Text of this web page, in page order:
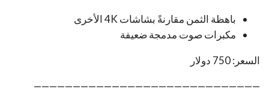
باهظة الثمن مقارنةً بشاشات 4K الأخرى
مكبرات صوت مدمجة ضعيفة
السعر: 750 دولار
—————————————————————————————